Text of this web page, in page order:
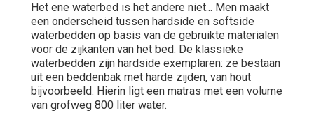
Het ene waterbed is het andere niet... Men maakt
een onderscheid tussen hardside en softside
waterbedden op basis van de gebruikte materialen
voor de zijkanten van het bed. De klassieke
waterbedden zijn hardside exemplaren: ze bestaan
uit een beddenbak met harde zijden, van hout
bijvoorbeeld. Hierin ligt een matras met een volume
van grofweg 800 liter water.